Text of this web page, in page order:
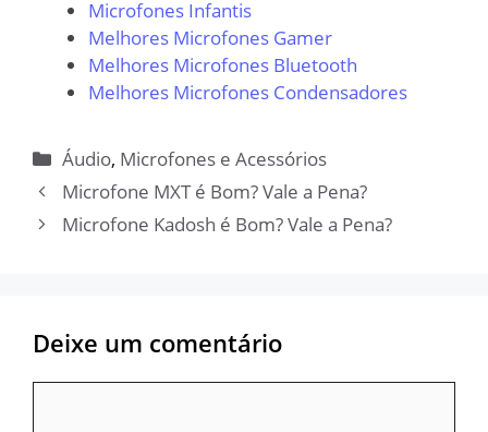
Microfones Infantis
Melhores Microfones Gamer
Melhores Microfones Bluetooth
Melhores Microfones Condensadores
Categorias
Áudio, Microfones e Acessórios
Microfone MXT é Bom? Vale a Pena?
Microfone Kadosh é Bom? Vale a Pena?
Deixe um comentário